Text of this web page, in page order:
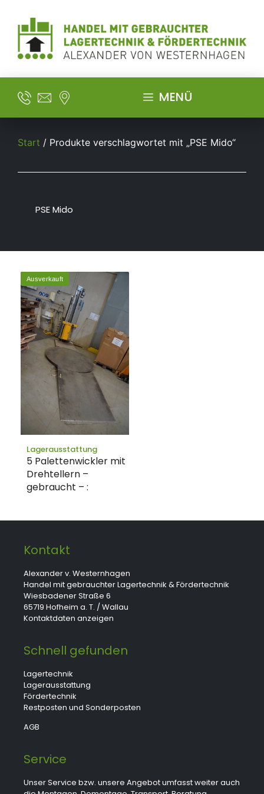
MENÜ
Start / Produkte verschlagwortet mit „PSE Mido“
PSE Mido
Ausverkauft
Lagerausstattung
5 Palettenwickler mit
Drehtellern –
gebraucht – :
Kontakt
Alexander v. Westernhagen
Handel mit gebrauchter Lagertechnik & Fördertechnik
Wiesbadener Straße 6
65719 Hofheim a. T. / Wallau
Kontaktdaten anzeigen
Schnell gefunden
Lagertechnik
Lagerausstattung
Fördertechnik
Restposten und Sonderposten
AGB
Service
Unser Service bzw. unsere Angebot umfasst weiter auch